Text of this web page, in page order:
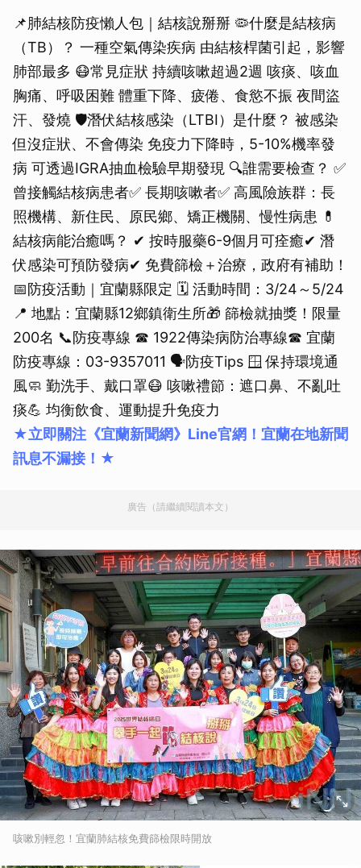
📌肺結核防疫懶人包｜結核說掰掰 🦠什麼是結核病
（TB）？ 一種空氣傳染疾病 由結核桿菌引起，影響
肺部最多 😷常見症狀 持續咳嗽超過2週 咳痰、咳血
胸痛、呼吸困難 體重下降、疲倦、食慾不振 夜間盜
汗、發燒 🛡潛伏結核感染（LTBI）是什麼？ 被感染
但沒症狀、不會傳染 免疫力下降時，5-10%機率發
病 可透過IGRA抽血檢驗早期發現 🔍誰需要檢查？ ✅
曾接觸結核病患者✅ 長期咳嗽者✅ 高風險族群：長
照機構、新住民、原民鄉、矯正機關、慢性病患 💊
結核病能治癒嗎？ ✔ 按時服藥6-9個月可痊癒✔ 潛
伏感染可預防發病✔ 免費篩檢＋治療，政府有補助！
📅防疫活動｜宜蘭縣限定 🗓 活動時間：3/24～5/24
📍 地點：宜蘭縣12鄉鎮衛生所🎁 篩檢就抽獎！限量
200名 📞防疫專線 ☎ 1922傳染病防治專線☎ 宜蘭
防疫專線：03-9357011 🗣️防疫Tips 🪟 保持環境通
風🧼 勤洗手、戴口罩😷 咳嗽禮節：遮口鼻、不亂吐
痰💪 均衡飲食、運動提升免疫力
★立即關注《宜蘭新聞網》Line官網！宜蘭在地新聞
訊息不漏接！★
廣告（請繼續閱讀本文）
咳嗽別輕忽！宜蘭肺結核免費篩檢限時開放